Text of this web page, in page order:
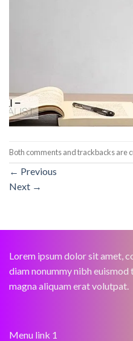
Both comments and trackbacks are
← Previous
Next →
Lorem ipsum dolor sit amet,
diam nonummy nibh
magna aliquam erat volutpat.
Menu link 1